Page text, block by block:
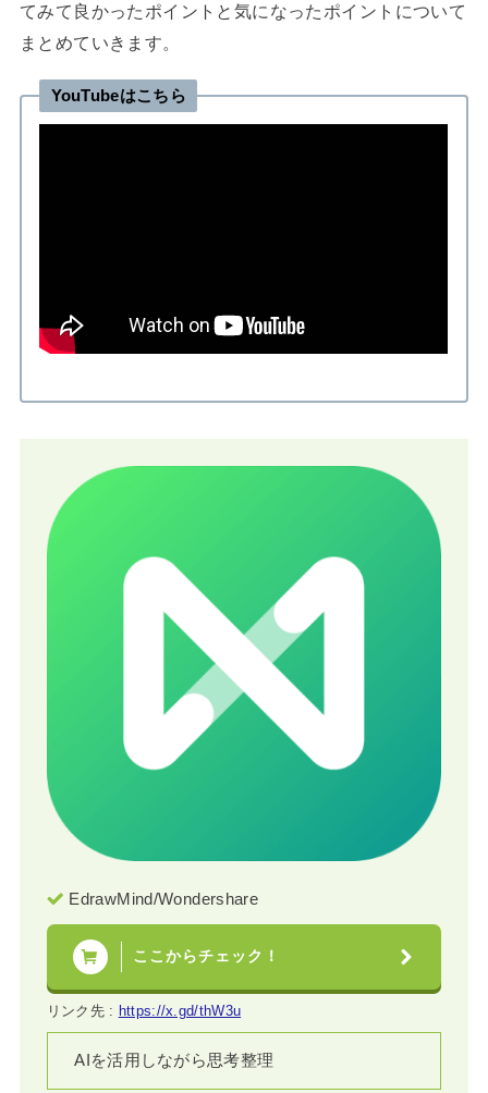
てみて良かったポイントと気になったポイントについて
まとめていきます。
YouTubeはこちら
EdrawMind/Wondershare
ここからチェック！
リンク先 : https://x.gd/thW3u
AIを活用しながら思考整理